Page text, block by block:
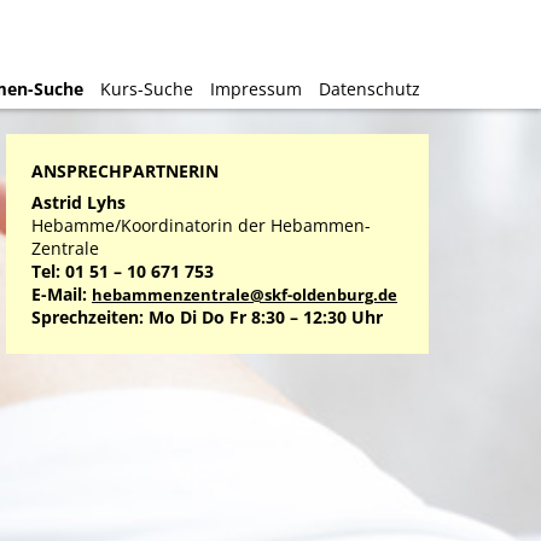
Suche Kurs-Suche Impressum Datenschutz
Suche Kurs-Suche Impressum Datenschutz
ANSPRECHPARTNERIN
Astrid Lyhs
Hebamme/Koordinatorin der Hebammen-
Zentrale
Tel: 01 51 – 10 671 753
E-Mail: hebammenzentrale@skf-oldenburg.de
Sprechzeiten: Mo Di Do Fr 8:30 – 12:30 Uhr